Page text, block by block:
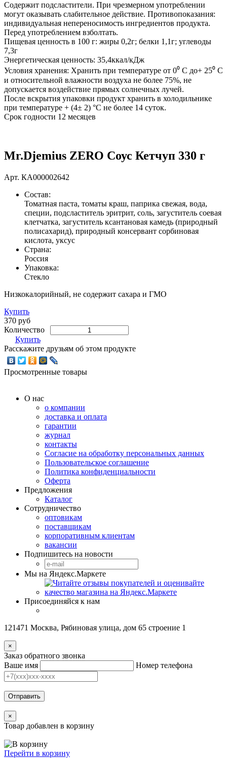
Содержит подсластители. При чрезмерном употреблении
могут оказывать слабительное действие. Противопоказания:
индивидуальная непереносимость ингредиентов продукта.
Перед употреблением взболтать.
Пищевая ценность в 100 г: жиры 0,2г; белки 1,1г; углеводы
7,3г
Энергетическая ценность: 35,4ккал/кДж
Условия хранения: Хранить при температуре от 0⁰ С до+ 25⁰ С
и относительной влажности воздуха не более 75%, не
допускается воздействие прямых солнечных лучей.
После вскрытия упаковки продукт хранить в холодильнике
при температуре + (4± 2) °С не более 14 суток.
Срок годности 12 месяцев
Mr.Djemius ZERO Соус Кетчуп 330 г
Арт. КА000002642
Состав:
Томатная паста, томаты краш, паприка свежая, вода,
специи, подсластитель эритрит, соль, загуститель соевая
клетчатка, загуститель ксантановая камедь (природный
полисахарид), природный консервант сорбиновая
кислота, уксус
Страна:
Россия
Упаковка:
Стекло
Низкокалорийный, не содержит сахара и ГМО
Купить
370 руб
Количество
Купить
Расскажите друзьям об этом продукте
Просмотренные товары
О нас
о компании
доставка и оплата
гарантии
журнал
контакты
Согласие на обработку персональных данных
Пользовательское соглашение
Политика конфиденциальности
Оферта
Предложения
Каталог
Сотрудничество
оптовикам
поставщикам
корпоративным клиентам
вакансии
Подпишитесь на новости
Мы на Яндекс.Маркете
Присоединяйся к нам
121471 Москва, Рябиновая улица, дом 65 строение 1
×
Заказ обратного звонка
Ваше имя
Номер телефона
Отправить
×
Товар добавлен в корзину
Перейти в корзину